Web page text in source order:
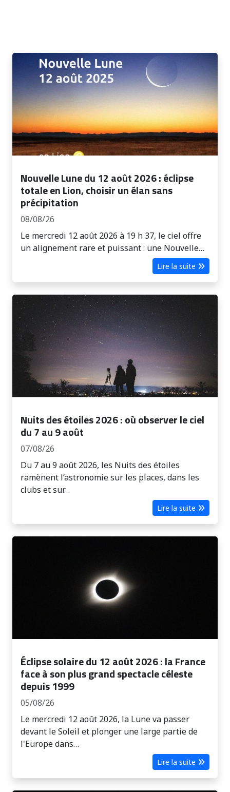
Nouvelle Lune du 12 août 2026 : éclipse
totale en Lion, choisir un élan sans
précipitation
08/08/26
Le mercredi 12 août 2026 à 19 h 37, le ciel offre
un alignement rare et puissant : une Nouvelle…
Lire la suite
Nuits des étoiles 2026 : où observer le ciel
du 7 au 9 août
07/08/26
Du 7 au 9 août 2026, les Nuits des étoiles
ramènent l’astronomie sur les places, dans les
clubs et sur…
Lire la suite
Éclipse solaire du 12 août 2026 : la France
face à son plus grand spectacle céleste
depuis 1999
05/08/26
Le mercredi 12 août 2026, la Lune va passer
devant le Soleil et plonger une large partie de
l'Europe dans…
Lire la suite